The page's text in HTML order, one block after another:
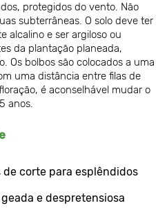
protegidos do vento. Não
subterrâneas. O solo deve ter
alcalino e ser argiloso ou
da plantação planeada,
Os bolbos são colocados a uma
uma distância entre filas de
é aconselhável mudar o
anos.
corte para esplêndidos
e despretensiosa